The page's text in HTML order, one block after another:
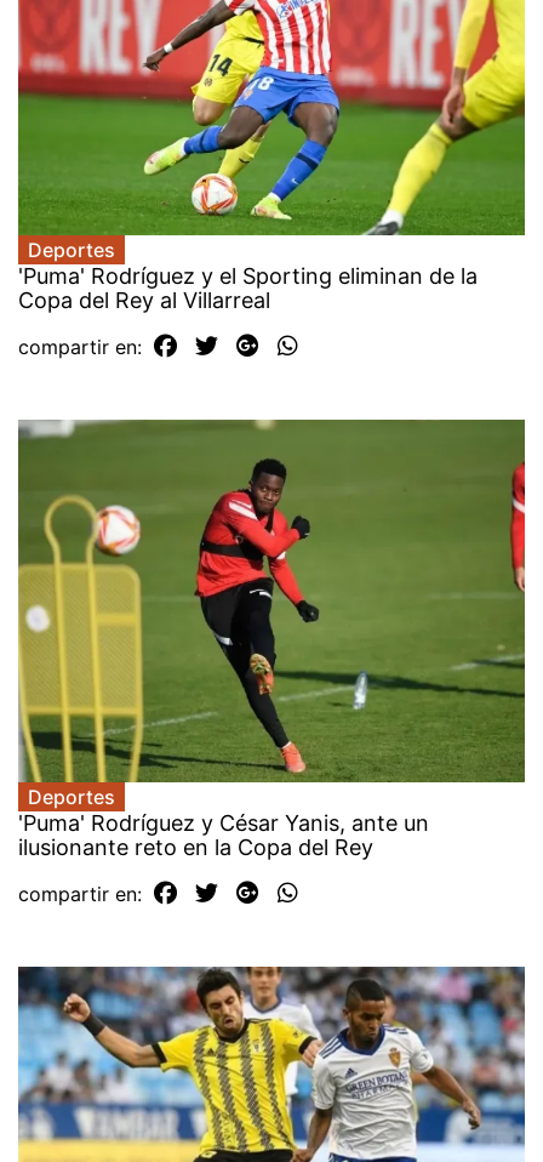
Deportes
'Puma' Rodríguez y el Sporting eliminan de la
Copa del Rey al Villarreal
compartir en:
Deportes
'Puma' Rodríguez y César Yanis, ante un
ilusionante reto en la Copa del Rey
compartir en: